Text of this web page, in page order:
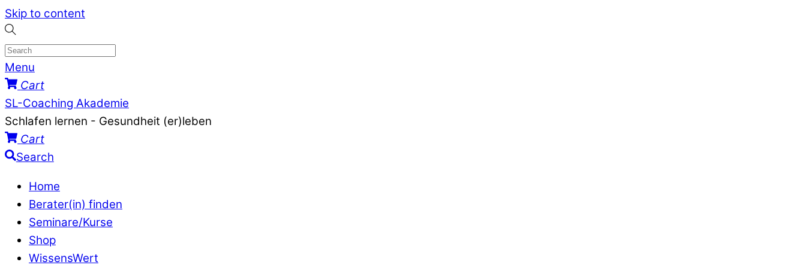
Skip to content
Menu
Cart
SL-Coaching Akademie
Schlafen lernen - Gesundheit (er)leben
Cart
Search
Home
Berater(in) finden
Seminare/Kurse
Shop
WissensWert